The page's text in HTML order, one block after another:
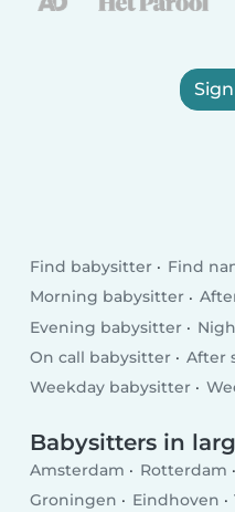
Find babysitter Find
Morning babysitter
Evening babysitter
On call babysitter
After
Weekday babysitter
Babysitters in
Amsterdam Rotterdam
Groningen
Eindhoven